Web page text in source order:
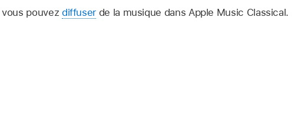
pouvez diffuser de la musique dans Apple Music Classical.